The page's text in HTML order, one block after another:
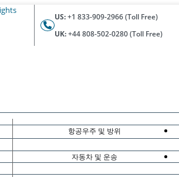
US:+1 833-909-2966 (Toll Free)
UK:+44 808-502-0280 (Toll Free)
항공우주 및 방위
자동차 및 운송